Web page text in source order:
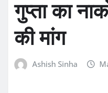
गुप्ता का
की मांग
Ashish Sinha